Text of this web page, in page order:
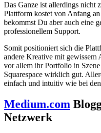
Das Ganze ist allerdings nicht
Plattform kostet von Anfang
bekommst Du aber auch eine
professionellem Support.
Somit positioniert sich die
andere Kreative mit gewissem
vor allem ihr Portfolio in
Squarespace wirklich gut.
einfach und intuitiv wie bei
Medium.com
Netzwerk